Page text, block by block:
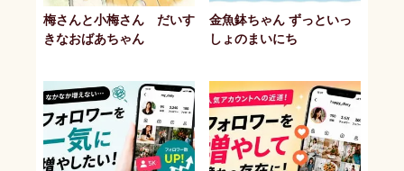
梅さんと小梅さん だいす
きなおばあちゃん
金魚鉢ちゃん ずっといっ
しょのまいにち